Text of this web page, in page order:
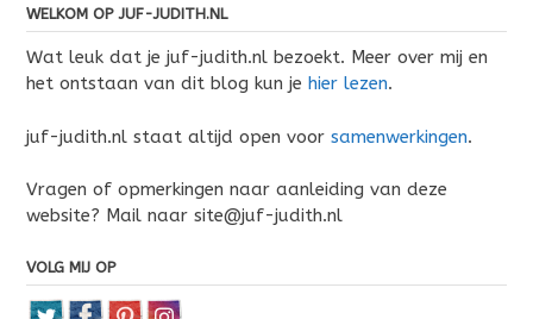
WELKOM OP JUF-JUDITH.NL
Wat leuk dat je juf-judith.nl bezoekt. Meer over mij en
het ontstaan van dit blog kun je hier lezen.
juf-judith.nl staat altijd open voor samenwerkingen.
Vragen of opmerkingen naar aanleiding van deze
website? Mail naar site@juf-judith.nl
VOLG MIJ OP